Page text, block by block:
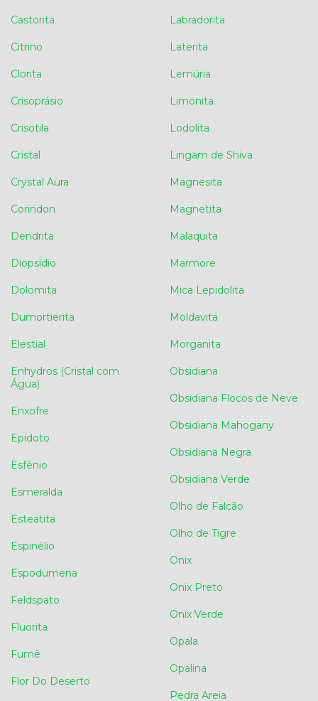
Castorita
Citrino
Clorita
Crisoprásio
Crisotila
Cristal
Crystal Aura
Corindon
Dendrita
Diopsídio
Dolomita
Dumortierita
Elestial
Enhydros (Cristal com
Água)
Enxofre
Epidoto
Esfênio
Esmeralda
Esteatita
Espinélio
Espodumena
Feldspato
Fluorita
Fumê
Flor Do Deserto
Labradorita
Laterita
Lemúria
Limonita
Lodolita
Lingam de Shiva
Magnesita
Magnetita
Malaquita
Marmore
Mica Lepidolita
Moldavita
Morganita
Obsidiana
Obsidiana Flocos de Neve
Obsidiana Mahogany
Obsidiana Negra
Obsidiana Verde
Olho de Falcão
Olho de Tigre
Onix
Onix Preto
Onix Verde
Opala
Opalina
Pedra Areia